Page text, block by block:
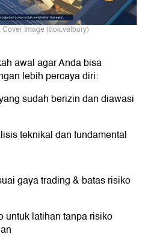
Cover Image (dok.valbury)
awal agar Anda bisa
lebih percaya diri:
sudah berizin dan diawasi
teknikal dan fundamental
gaya trading & batas risiko
untuk latihan tanpa risiko